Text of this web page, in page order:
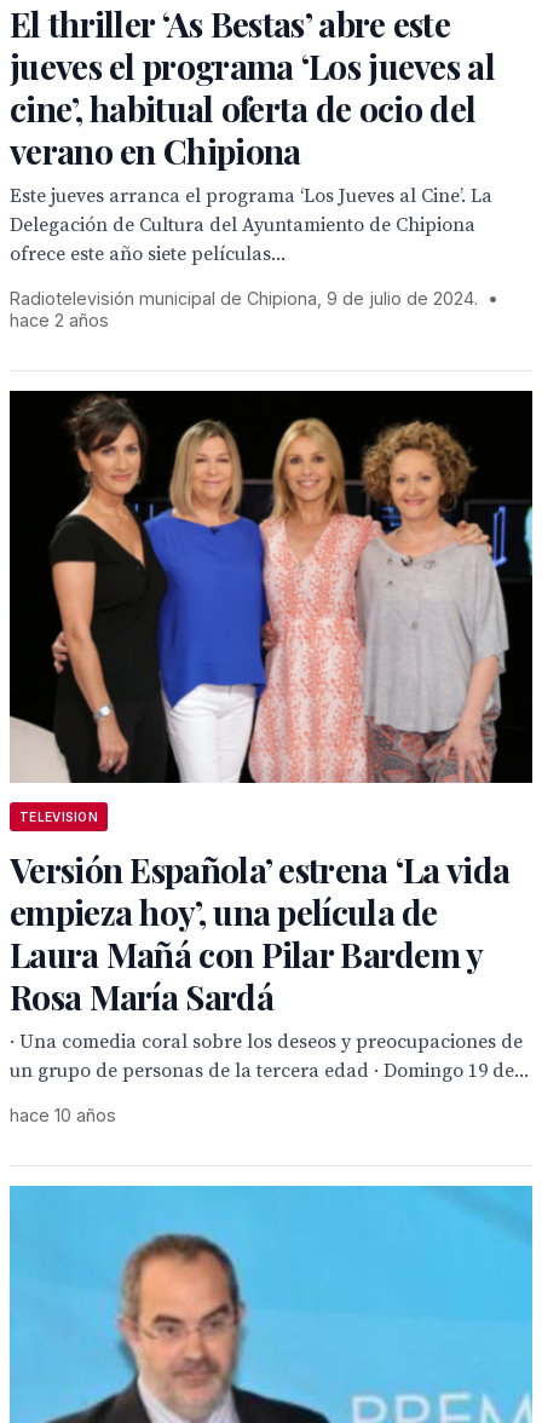
El thriller ‘As Bestas’ abre este
jueves el programa ‘Los jueves al
cine’, habitual oferta de ocio del
verano en Chipiona
Este jueves arranca el programa ‘Los Jueves al Cine’. La
Delegación de Cultura del Ayuntamiento de Chipiona
ofrece este año siete películas...
Radiotelevisión municipal de Chipiona, 9 de julio de 2024.
•
hace 2 años
TELEVISION
Versión Española’ estrena ‘La vida
empieza hoy’, una película de
Laura Mañá con Pilar Bardem y
Rosa María Sardá
· Una comedia coral sobre los deseos y preocupaciones de
un grupo de personas de la tercera edad · Domingo 19 de...
hace 10 años